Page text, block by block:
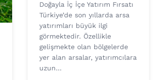
Doğayla İç İçe Yatırım Fırsatı
Türkiye’de son yıllarda arsa
yatırımları büyük ilgi
görmektedir. Özellikle
gelişmekte olan bölgelerde
yer alan arsalar, yatırımcılara
uzun…